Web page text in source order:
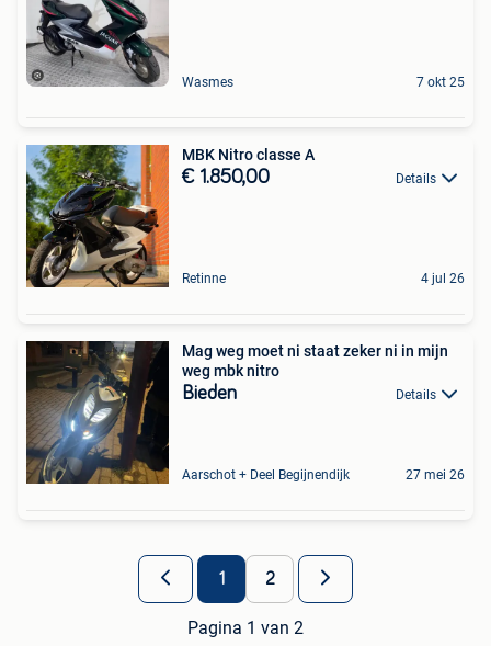
Wasmes 7 okt 25
MBK Nitro classe A
€ 1.850,00 Details
Retinne 4 jul 26
Mag weg moet ni staat zeker ni in mijn
weg mbk nitro
Bieden Details
Aarschot + Deel Begijnendijk 27 mei 26
1 2
Pagina 1 van 2